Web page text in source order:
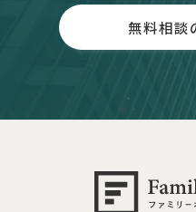
無料相談